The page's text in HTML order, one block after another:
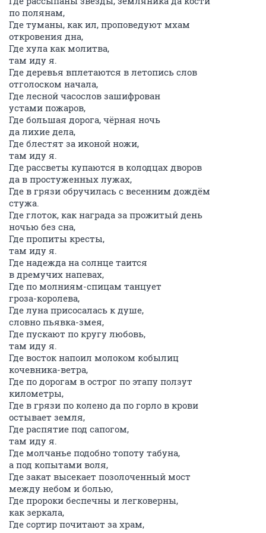
по полянам,
Где туманы, как ил, проповедуют мхам
откровения дна,
Где хула как молитва,
там иду я.
Где деревья вплетаются в летопись слов
отголоском начала,
Где лесной часослов зашифрован
устами пожаров,
Где большая дорога, чёрная ночь
да лихие дела,
Где блестят за иконой ножи,
там иду я.
Где рассветы купаются в колодцах дворов
да в простуженных лужах,
Где в грязи обручилась с весенним дождём
стужа.
Где глоток, как награда за прожитый день
ночью без сна,
Где пропиты кресты,
там иду я.
Где надежда на солнце таится
в дремучих напевах,
Где по молниям-спицам танцует
гроза-королева,
Где луна присосалась к душе,
словно пьявка-змея,
Где пускают по кругу любовь,
там иду я.
Где восток напоил молоком кобылиц
кочевника-ветра,
Где по дорогам в острог по этапу ползут
километры,
Где в грязи по колено да по горло в крови
остывает земля,
Где распятие под сапогом,
там иду я.
Где молчанье подобно топоту табуна,
а под копытами воля,
Где закат высекает позолоченный мост
между небом и болью,
Где пророки беспечны и легковерны,
как зеркала,
Где сортир почитают за храм,